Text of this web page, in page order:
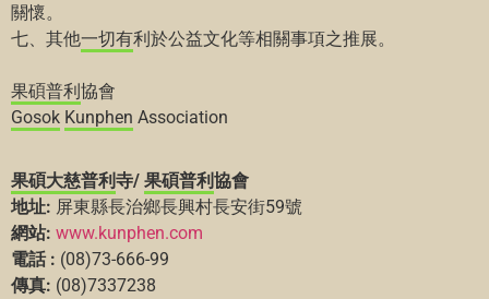
關懷。
七、其他一切有利於公益文化等相關事項之推展。
果碩普利協會
Gosok Kunphen Association
果碩大慈普利寺/ 果碩普利協會
地址: 屏東縣長治鄉長興村長安街59號
網站: www.kunphen.com
電話 : (08)73-666-99
傳真: (08)7337238